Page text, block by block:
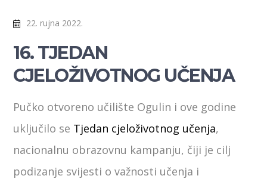
22. rujna 2022.
16. TJEDAN
CJELOŽIVOTNOG UČENJA
Pučko otvoreno učilište Ogulin i ove godine
uključilo se Tjedan cjeloživotnog učenja,
nacionalnu obrazovnu kampanju, čiji je cilj
podizanje svijesti o važnosti učenja i